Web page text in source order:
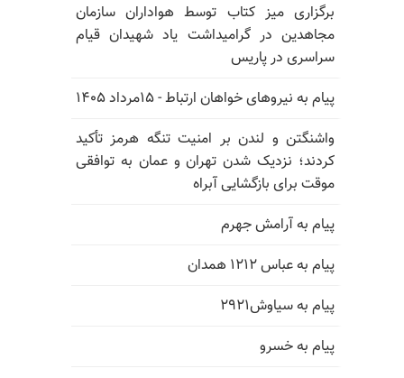
برگزاری میز کتاب توسط هواداران سازمان
مجاهدین در گرامیداشت یاد شهیدان قیام
سراسری در پاریس
پیام به نیروهای خواهان ارتباط - ۱۵مرداد ۱۴۰۵
واشنگتن و لندن بر امنیت تنگه هرمز تأکید
کردند؛ نزدیک شدن تهران و عمان به توافقی
موقت برای بازگشایی آبراه
پیام به آرامش جهرم
پیام به عباس ۱۲۱۲ همدان
پیام به سیاوش۲۹۲۱
پیام به خسرو